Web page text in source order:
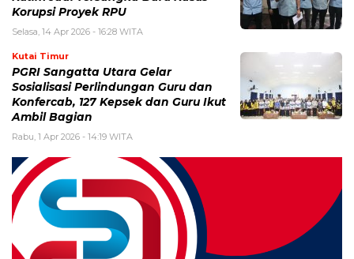
Korupsi Proyek RPU
Selasa, 14 Apr 2026 - 16:28 WITA
Kutai Timur
PGRI Sangatta Utara Gelar
Sosialisasi Perlindungan Guru dan
Konfercab, 127 Kepsek dan Guru Ikut
Ambil Bagian
Rabu, 1 Apr 2026 - 14:19 WITA